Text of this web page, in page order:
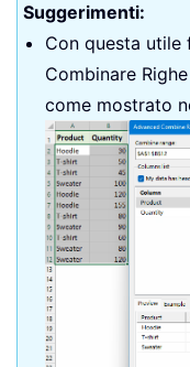
Suggerimenti:
Con questa utile
Combinare
come mostrato